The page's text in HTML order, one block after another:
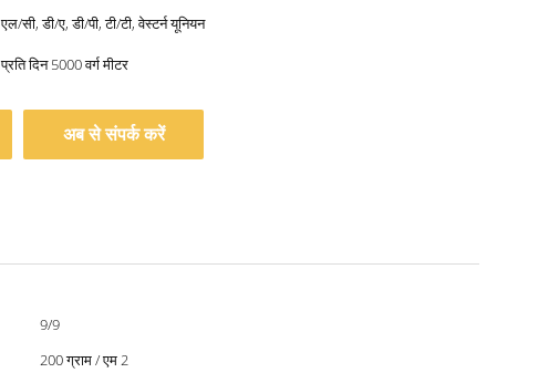
एल/सी, डी/ए, डी/पी, टी/टी, वेस्टर्न यूनियन
प्रति दिन 5000 वर्ग मीटर
अब से संपर्क करें
9/9
200 ग्राम / एम 2